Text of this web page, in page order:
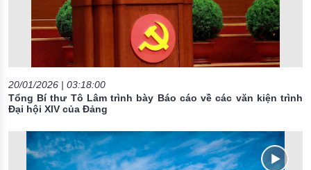
20/01/2026 | 03:18:00
Tổng Bí thư Tô Lâm trình bày Báo cáo về các văn kiện trình
Đại hội XIV của Đảng